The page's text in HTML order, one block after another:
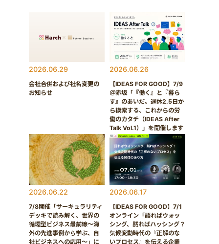
2026.06.29
会社合併および社名変更の
お知らせ
2026.06.26
【IDEAS FOR GOOD】7/9
＠赤坂「『働く』と『暮ら
す』のあいだ。週休2.5日か
ら模索する、これからの労
働のカタチ（IDEAS After
Talk Vol.1）」を開催します
2026.06.22
7/8開催「サーキュラリティ
デッキで読み解く、世界の
循環型ビジネス最前線〜海
外の先進事例から学ぶ、自
社ビジネスへの応用〜」に
2026.06.17
【IDEAS FOR GOOD】7/1
オンライン「語ればウォッ
シング、黙ればハッシング？
気候変動時代の『正解のな
いプロセス』を伝える企業